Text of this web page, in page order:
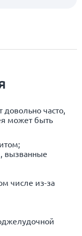
часто,
может быть
вызванные
числе из-за